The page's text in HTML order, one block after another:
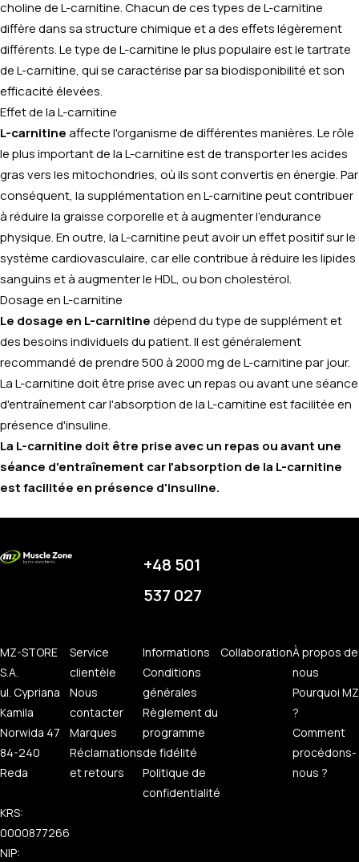
choline de L-carnitine. Chacun de ces types de L-carnitine
diffère dans sa structure chimique et a des effets légèrement
différents. Le type de L-carnitine le plus populaire est le tartrate
de L-carnitine, qui se caractérise par sa biodisponibilité et son
efficacité élevées.
Effet de la L-carnitine
L-carnitine affecte l'organisme de différentes manières. Le rôle
le plus important de la L-carnitine est de transporter les acides
gras vers les mitochondries, où ils sont convertis en énergie. Par
conséquent, la supplémentation en L-carnitine peut contribuer
à réduire la graisse corporelle et à augmenter l'endurance
physique. En outre, la L-carnitine peut avoir un effet positif sur le
système cardiovasculaire, car elle contribue à réduire les lipides
sanguins et à augmenter le HDL, ou bon cholestérol.
Dosage en L-carnitine
Le dosage en L-carnitine dépend du type de supplément et
des besoins individuels du patient. Il est généralement
recommandé de prendre 500 à 2000 mg de L-carnitine par jour.
La L-carnitine doit être prise avec un repas ou avant une séance
d'entraînement car l'absorption de la L-carnitine est facilitée en
présence d'insuline.
La L-carnitine doit être prise avec un repas ou avant une
séance d'entraînement car l'absorption de la L-carnitine
est facilitée en présence d'insuline.
+48 501
537 027
MZ-STORE
S.A.
ul. Cypriana
Kamila
Norwida 47
84-240
Reda
KRS:
0000877266
NIP:
Service
clientèle
Nous
contacter
Marques
Réclamations
et retours
Informations
Conditions
générales
Règlement du
programme
de fidélité
Politique de
confidentialité
CollaborationÀ propos de
nous
Pourquoi MZ
?
Comment
procédons-
nous ?